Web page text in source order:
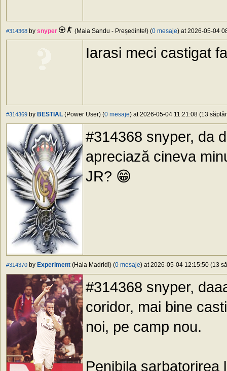
#314368 by snyper (Maia Sandu - Președinte!) (0 mesaje) at 2026-05-04
Iarasi meci castigat
#314369 by BESTIAL (Power User) (0 mesaje) at 2026-05-04 11:21:08 (13
#314368 snyper, da
apreciază cineva
JR? 😁
#314370 by Experiment (Hala Madrid!) (0 mesaje) at 2026-05-04 12:15:50 (13
#314368 snyper,
coridor, mai bine
noi, pe camp nou.
Penibila sarbatorirea